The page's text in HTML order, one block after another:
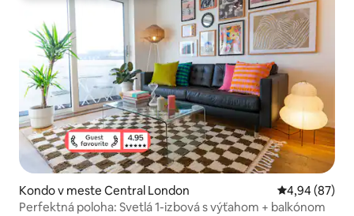
Kondo v meste Central London Priemerné
4,94 (87)
Perfektná poloha: Svetlá 1-izbová s výťahom + balkónom